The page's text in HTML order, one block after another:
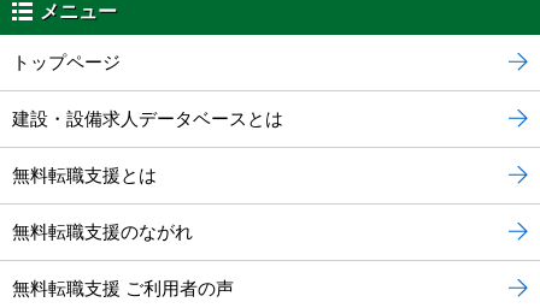
メニュー
トップページ
建設・設備求人データベースとは
無料転職支援とは
無料転職支援のながれ
無料転職支援 ご利用者の声